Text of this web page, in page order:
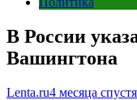
В России
Вашингтона
Lenta.ru4 месяца спустя